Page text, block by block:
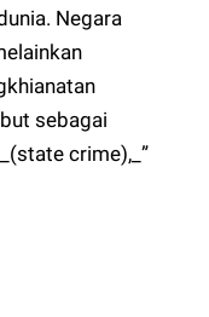
Negara
sebagai
crime),_”